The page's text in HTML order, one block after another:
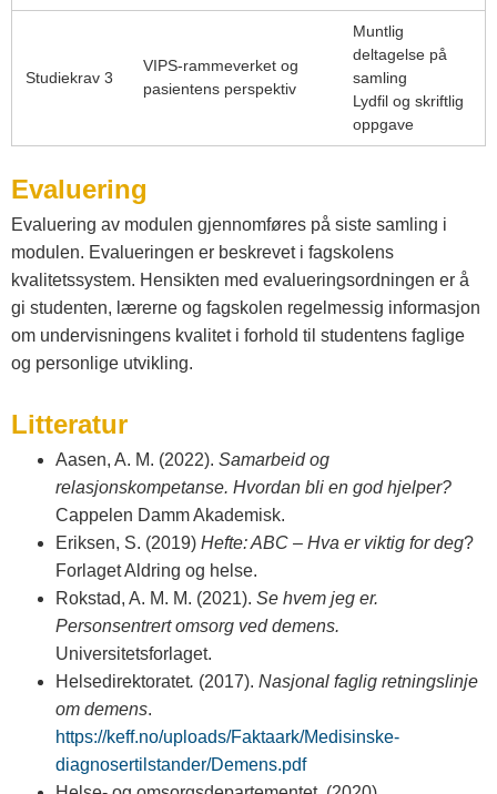
Studiekrav 3
VIPS-rammeverket og
pasientens perspektiv
Muntlig
deltagelse på
samling
Lydfil og skriftlig
oppgave
Evaluering
Evaluering av modulen gjennomføres på siste samling i
modulen. Evalueringen er beskrevet i fagskolens
kvalitetssystem. Hensikten med evalueringsordningen er å
gi studenten, lærerne og fagskolen regelmessig informasjon
om undervisningens kvalitet i forhold til studentens faglige
og personlige utvikling.
Litteratur
Aasen, A. M. (2022). Samarbeid og
relasjonskompetanse. Hvordan bli en god hjelper?
Cappelen Damm Akademisk.
Eriksen, S. (2019) Hefte: ABC – Hva er viktig for deg?
Forlaget Aldring og helse.
Rokstad, A. M. M. (2021). Se hvem jeg er.
Personsentrert omsorg ved demens.
Universitetsforlaget.
Helsedirektoratet. (2017). Nasjonal faglig retningslinje
om demens.
https://keff.no/uploads/Faktaark/Medisinske-
diagnosertilstander/Demens.pdf